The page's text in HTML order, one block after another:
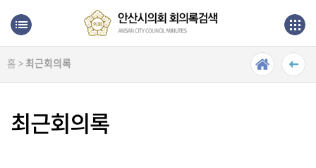
본문으로 바로가기
메인메뉴 바로가기
최
근
의
록
홈 > 최근회의록
최근회의록